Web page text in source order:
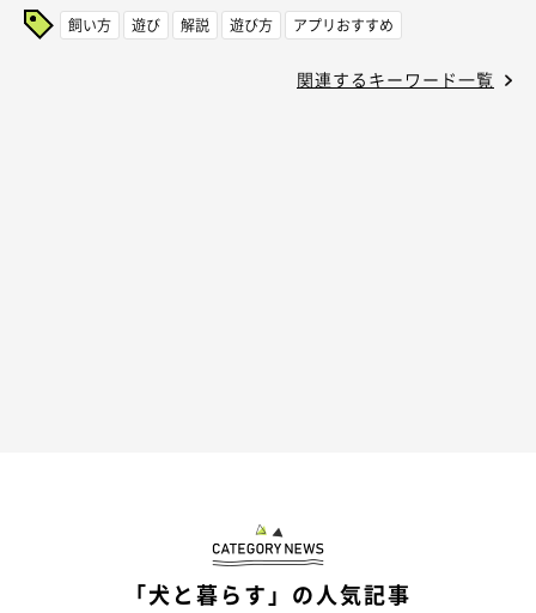
飼い方 遊び 解説 遊び方 アプリおすすめ
関連するキーワード一覧
「犬と暮らす」の人気記事